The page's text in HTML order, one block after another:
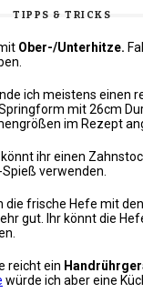
TIPPS & TRICKS
Ober-/Unterhitze.
ich meistens einen
mit 26cm
im Rezept
könnt ihr einen
verwenden.
die frische Hefe mit
gut. Ihr könnt die
reicht ein
würde ich aber eine